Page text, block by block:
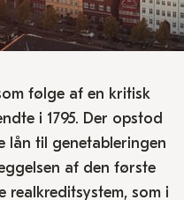
følge af en kritisk
i 1795. Der opstod
lån til genetableringen
af den første
realkreditsystem, som i